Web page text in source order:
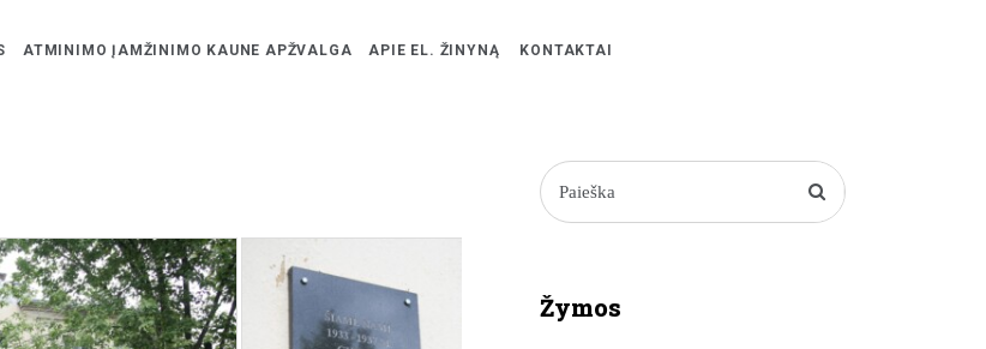
ATMINIMO ĮAMŽINIMO KAUNE APŽVALGA APIE EL. ŽINYNĄ KONTAKTAI
Žymos